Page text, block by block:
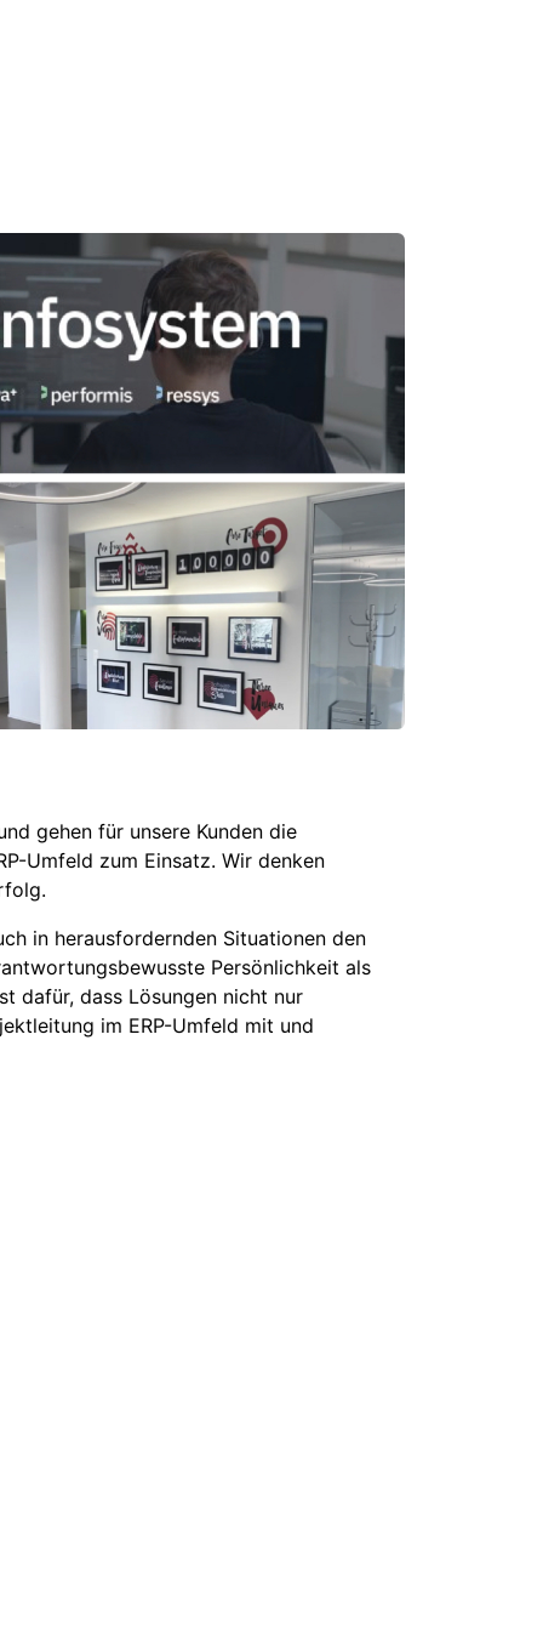
gehen für unsere Kunden die
Umfeld zum Einsatz. Wir denken
in herausfordernden Situationen den
Persönlichkeit als
dafür, dass Lösungen nicht nur
im ERP-Umfeld mit und